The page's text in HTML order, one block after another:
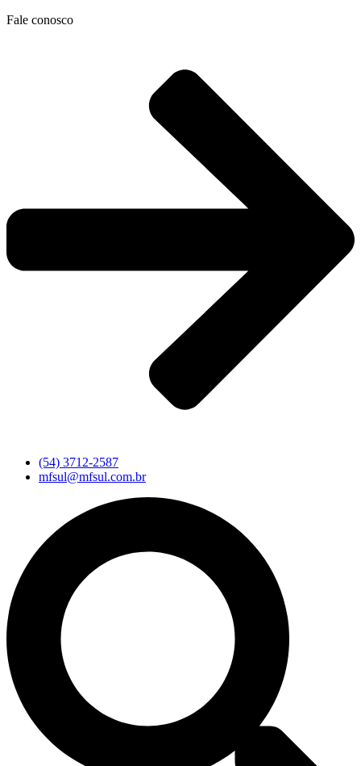
Ir
Fale conosco
(54) 3712-2587
mfsul@mfsul.com.br